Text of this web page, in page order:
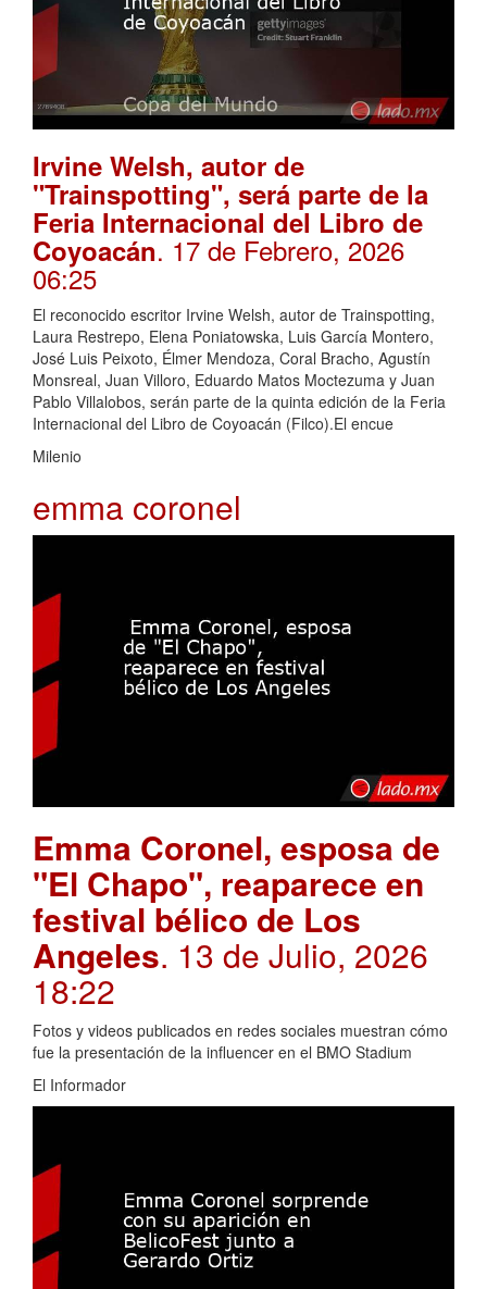
Irvine Welsh, autor de
"Trainspotting", será parte de la
Feria Internacional del Libro de
Coyoacán. 17 de Febrero, 2026
06:25
El reconocido escritor Irvine Welsh, autor de Trainspotting,
Laura Restrepo, Elena Poniatowska, Luis García Montero,
José Luis Peixoto, Élmer Mendoza, Coral Bracho, Agustín
Monsreal, Juan Villoro, Eduardo Matos Moctezuma y Juan
Pablo Villalobos, serán parte de la quinta edición de la Feria
Internacional del Libro de Coyoacán (Filco).El encue
Milenio
emma coronel
Emma Coronel, esposa de
"El Chapo", reaparece en
festival bélico de Los
Angeles. 13 de Julio, 2026
18:22
Fotos y videos publicados en redes sociales muestran cómo
fue la presentación de la influencer en el BMO Stadium
El Informador